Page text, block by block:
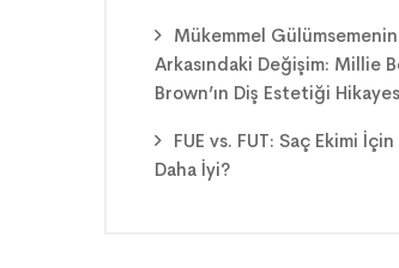
Mükemmel Gülümsemenin
Arkasındaki Değişim: Millie
Brown’ın Diş Estetiği
FUE vs. FUT: Saç Ekimi
Daha İyi?